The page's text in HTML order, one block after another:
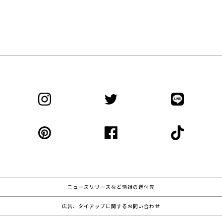
ニュースリリースなど情報の送付先
広告、タイアップに関するお問い合わせ